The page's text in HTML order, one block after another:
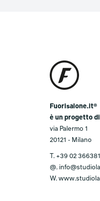
Fuorisalone.it®
è un progetto
via Palermo 1
20121 - Milano
T. +39 02
@.
W.